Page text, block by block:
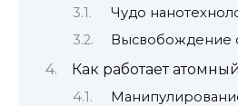
Чудо
Высвобождение
Как работает